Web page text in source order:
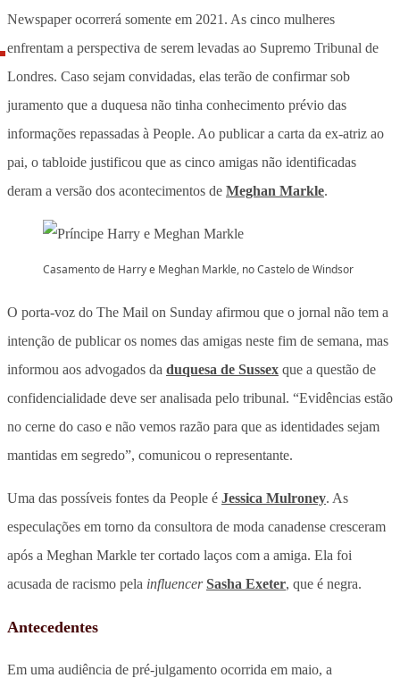
Newspaper ocorrerá somente em 2021. As cinco mulheres
enfrentam a perspectiva de serem levadas ao Supremo Tribunal de
Londres. Caso sejam convidadas, elas terão de confirmar sob
juramento que a duquesa não tinha conhecimento prévio das
informações repassadas à People. Ao publicar a carta da ex-atriz ao
pai, o tabloide justificou que as cinco amigas não identificadas
deram a versão dos acontecimentos de Meghan Markle.
Casamento de Harry e Meghan Markle, no Castelo de Windsor
O porta-voz do The Mail on Sunday afirmou que o jornal não tem a
intenção de publicar os nomes das amigas neste fim de semana, mas
informou aos advogados da duquesa de Sussex que a questão de
confidencialidade deve ser analisada pelo tribunal. “Evidências estão
no cerne do caso e não vemos razão para que as identidades sejam
mantidas em segredo”, comunicou o representante.
Uma das possíveis fontes da People é Jessica Mulroney. As
especulações em torno da consultora de moda canadense cresceram
após a Meghan Markle ter cortado laços com a amiga. Ela foi
acusada de racismo pela influencer Sasha Exeter, que é negra.
Antecedentes
Em uma audiência de pré-julgamento ocorrida em maio, a